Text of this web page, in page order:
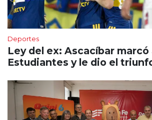
Deportes
Ley del ex: Ascacíbar
Estudiantes y le dio el